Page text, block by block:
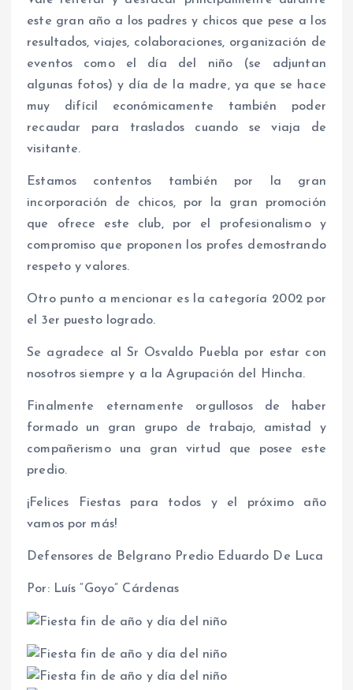
este gran año a los padres y chicos que pese a los
resultados, viajes, colaboraciones, organización de
eventos como el día del niño (se adjuntan
algunas fotos) y día de la madre, ya que se hace
muy difícil económicamente también poder
recaudar para traslados cuando se viaja de
visitante.
Estamos contentos también por la gran
incorporación de chicos, por la gran promoción
que ofrece este club, por el profesionalismo y
compromiso que proponen los profes demostrando
respeto y valores.
Otro punto a mencionar es la categoría 2002 por
el 3er puesto logrado.
Se agradece al Sr Osvaldo Puebla por estar con
nosotros siempre y a la Agrupación del Hincha.
Finalmente eternamente orgullosos de haber
formado un gran grupo de trabajo, amistad y
compañerismo una gran virtud que posee este
predio.
¡Felices Fiestas para todos y el próximo año
vamos por más!
Defensores de Belgrano Predio Eduardo De Luca
Por: Luís “Goyo” Cárdenas